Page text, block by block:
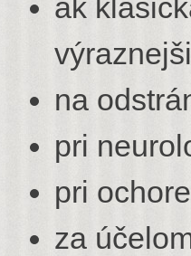
ak
na
pri
pri
za